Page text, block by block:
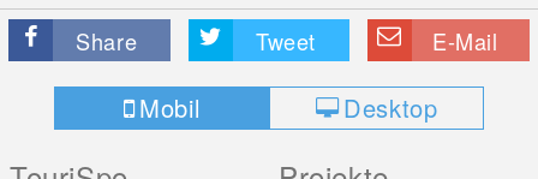
Share Tweet E-Mail
Mobil Desktop